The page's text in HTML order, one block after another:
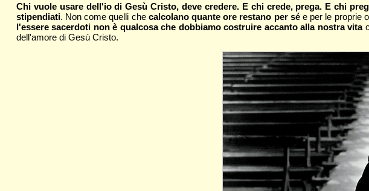
Chi vuole usare dell'io di Gesù Cristo, deve credere. E chi crede, prega. E chi
stipendiati. Non come quelli che calcolano quante ore restano per sée per le proprie
l'essere sacerdoti non è qualcosa che dobbiamo costruire accanto alla nostra vita
dell'amore di Gesù Cristo.